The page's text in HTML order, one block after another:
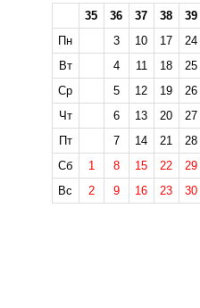
35 36 37 38
39
Пн
3 10 17
24
Вт
4 11 18
25
Ср
5 12 19
26
Чт
6 13 20
27
Пт
7 14 21
28
Сб
1 8 15 22
29
Вс
2 9 16 23 30